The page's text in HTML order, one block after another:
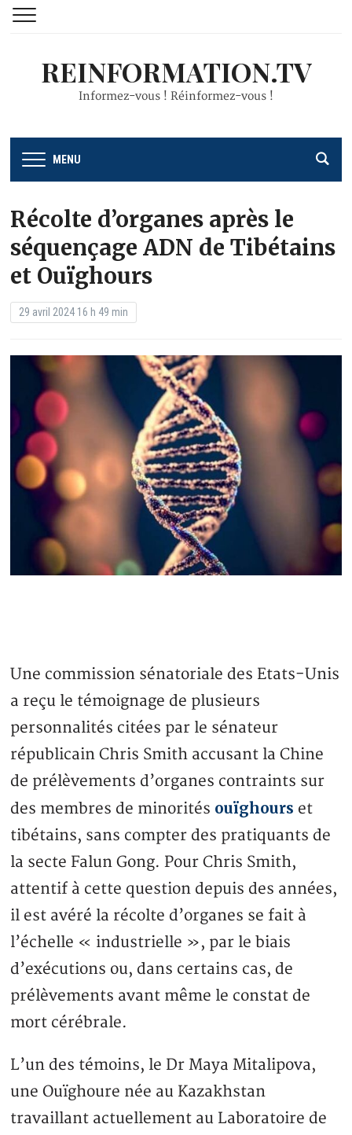
REINFORMATION.TV
Informez-vous ! Réinformez-vous !
MENU
Récolte d’organes après le
séquençage ADN de Tibétains
et Ouïghours
29 avril 2024 16 h 49 min
Une commission sénatoriale des Etats-Unis
a reçu le témoignage de plusieurs
personnalités citées par le sénateur
républicain Chris Smith accusant la Chine
de prélèvements d’organes contraints sur
des membres de minorités ouïghours et
tibétains, sans compter des pratiquants de
la secte Falun Gong. Pour Chris Smith,
attentif à cette question depuis des années,
il est avéré la récolte d’organes se fait à
l’échelle « industrielle », par le biais
d’exécutions ou, dans certains cas, de
prélèvements avant même le constat de
mort cérébrale.
L’un des témoins, le Dr Maya Mitalipova,
une Ouïghoure née au Kazakhstan
travaillant actuellement au Laboratoire de